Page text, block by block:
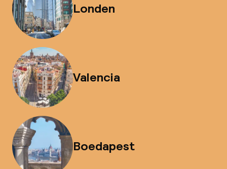
Londen
Valencia
Boedapest